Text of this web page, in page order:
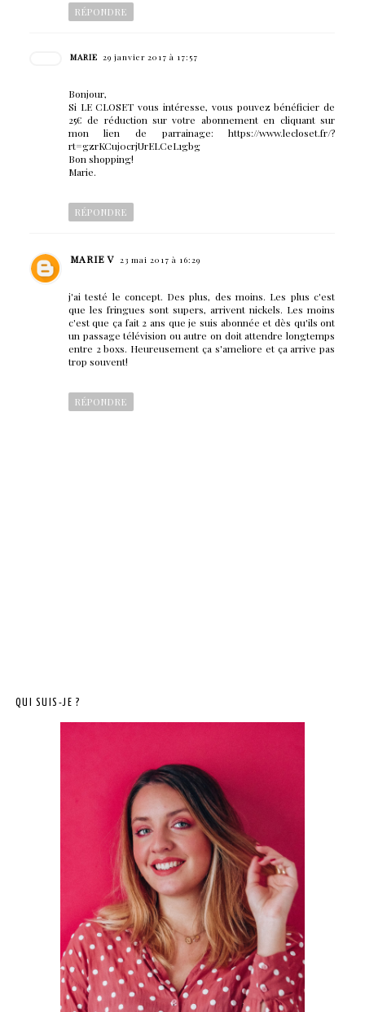
RÉPONDRE
MARIE 29 janvier 2017 à 17:57
Bonjour,
Si LE CLOSET vous intéresse, vous pouvez bénéficier de
25€ de réduction sur votre abonnement en cliquant sur
mon lien de parrainage: https://www.lecloset.fr/?
rt=gzrKCuj0crjUrELCeL1gbg
Bon shopping!
Marie.
RÉPONDRE
MARIE V 23 mai 2017 à 16:29
j'ai testé le concept. Des plus, des moins. Les plus c'est
que les fringues sont supers, arrivent nickels. Les moins
c'est que ça fait 2 ans que je suis abonnée et dès qu'ils ont
un passage télévision ou autre on doit attendre longtemps
entre 2 boxs. Heureusement ça s'ameliore et ça arrive pas
trop souvent!
RÉPONDRE
QUI SUIS-JE ?